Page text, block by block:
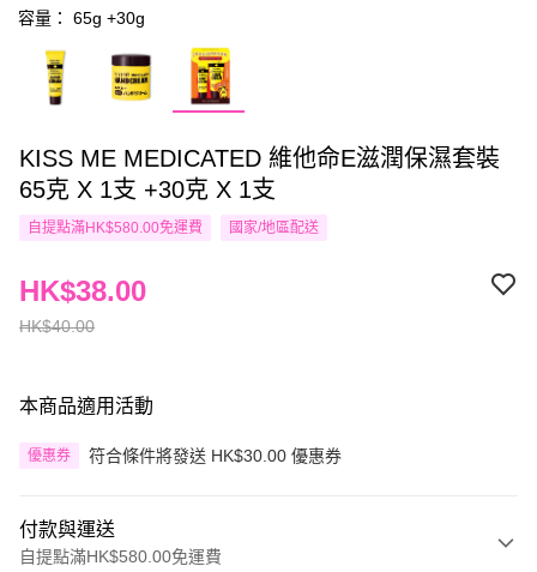
容量： 65g +30g
KISS ME MEDICATED 維他命E滋潤保濕套裝
65克 X 1支 +30克 X 1支
自提點滿HK$580.00免運費 國家/地區配送
HK$40.00
HK$38.00
本商品適用活動
優惠券 符合條件將發送 HK$30.00 優惠券
付款與運送
自提點滿HK$580.00免運費